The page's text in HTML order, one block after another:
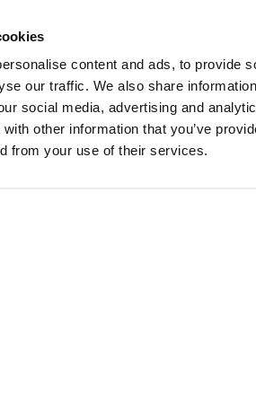
content and ads, to provide
our traffic. We also share
social media, advertising and
other information that you’ve
from your use of their services.
käyttöönotto on helppoa,
sekä saatavilla
käsiksi
helposti missä tahansa
operaattorihuollon kanssa.
jolloin
mukaan